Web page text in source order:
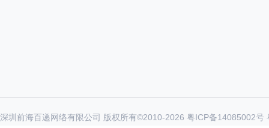
深圳前海百递网络有限公司 版权所有©2010-2026 粤ICP备14085002号